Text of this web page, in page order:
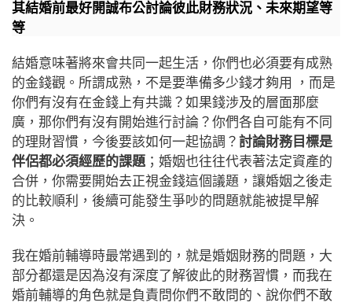
其結婚前最好開誠布公討論彼此財務狀況、未來期望等
等
結婚意味著將來會共同一起生活，你們也必須要有成熟
的金錢觀。所謂成熟，不是要準備多少錢才夠用 ，而是
你們有沒有在金錢上有共識？如果錢涉及的層面那麼
廣，那你們有沒有開始進行討論？你們各自可能有不同
的理財習慣，今後要該如何一起協調？ 討論財務目標是
伴侶都必須經歷的課題；婚姻也往往代表著法定資產的
合併，你需要開始去正視金錢這個議題，讓婚姻之後走
的比較順利，後續可能發生爭吵的問題就能被提早解
決。
我在婚前輔導時最常遇到的，就是婚姻財務的問題，大
部分都還是因為沒有深度了解彼此的財務習慣，而我在
婚前輔導的角色就是負責問你們不敢問的、說你們不敢